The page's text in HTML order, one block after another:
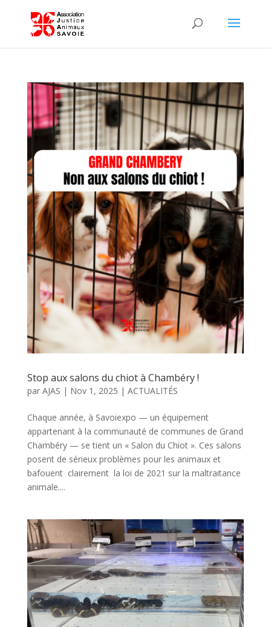
Stop aux salons du chiot à Chambéry !
par AJAS | Nov 1, 2025 | ACTUALITÉS
Chaque année, à Savoiexpo — un équipement
appartenant à la communauté de communes de Grand
Chambéry — se tient un « Salon du Chiot ». Ces salons
posent de sérieux problèmes pour les animaux et
bafouent clairement la loi de 2021 sur la maltraitance
animale....